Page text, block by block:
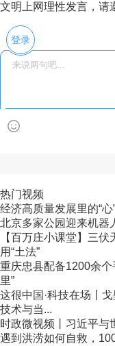
文明上网理性发言，请
登录
热门视频
经济高质量发展里的“心
北京多家公园迎来机器
【百万庄小课堂】三
用“土法”
重庆忠县配备1200余
里”
这很中国·科技在场丨
技术与当...
时政微视频丨习近平与
遇到洪涝如何自救，